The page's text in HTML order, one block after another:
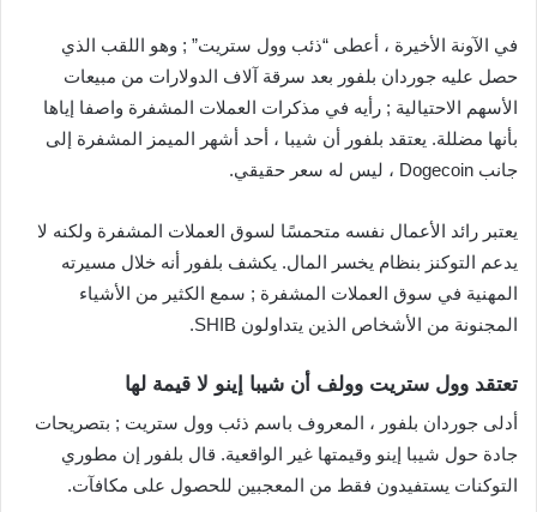
في الآونة الأخيرة ، أعطى “ذئب وول ستريت” ; وهو اللقب الذي
حصل عليه جوردان بلفور بعد سرقة آلاف الدولارات من مبيعات
الأسهم الاحتيالية ; رأيه في مذكرات العملات المشفرة واصفا إياها
بأنها مضللة. يعتقد بلفور أن شيبا ، أحد أشهر الميمز المشفرة إلى
جانب Dogecoin ، ليس له سعر حقيقي.
يعتبر رائد الأعمال نفسه متحمسًا لسوق العملات المشفرة ولكنه لا
يدعم التوكنز بنظام يخسر المال. يكشف بلفور أنه خلال مسيرته
المهنية في سوق العملات المشفرة ; سمع الكثير من الأشياء
المجنونة من الأشخاص الذين يتداولون SHIB.
تعتقد وول ستريت وولف أن شيبا إينو لا قيمة لها
أدلى جوردان بلفور ، المعروف باسم ذئب وول ستريت ; بتصريحات
جادة حول شيبا إينو وقيمتها غير الواقعية. قال بلفور إن مطوري
التوكنات يستفيدون فقط من المعجبين للحصول على مكافآت.